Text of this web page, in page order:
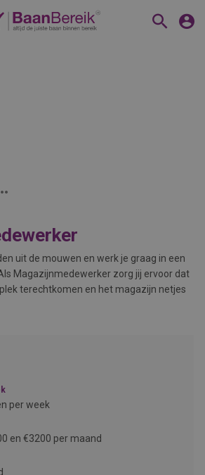
uit de mouwen en werk je graag in een
Magazijnmedewerker zorg jij ervoor dat
terechtkomen en het magazijn netjes
per week
en €3200 per maand